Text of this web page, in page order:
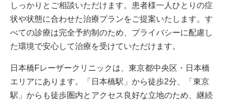
しっかりとご相談いただけます。患者様一人ひとりの症
状や状態に合わせた治療プランをご提案いたします。す
べての診療は完全予約制のため、プライバシーに配慮し
た環境で安心して治療を受けていただけます。
日本橋Fレーザークリニックは、東京都中央区・日本橋
エリアにあります。「日本橋駅」から徒歩2分、「東京
駅」からも徒歩圏内とアクセス良好な立地のため、継続